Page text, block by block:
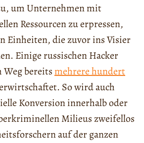
um Unternehmen mit
Ressourcen zu erpressen,
Einheiten, die zuvor ins Visier
Einige russischen Hacker
Weg bereitsmehrere hundert
So wird auch
Konversion innerhalb oder
Milieus zweifellos
auf der ganzen